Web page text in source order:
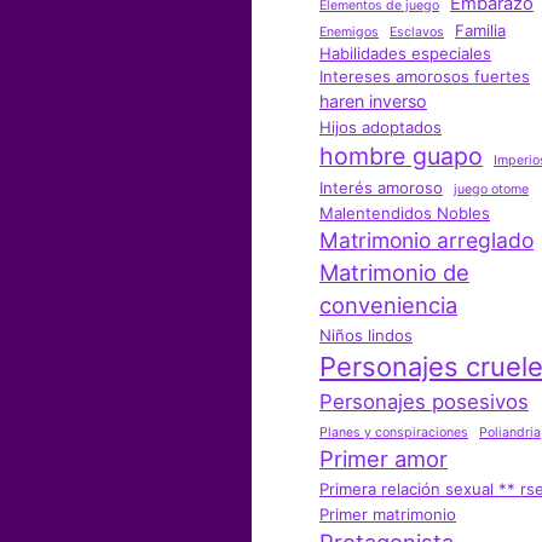
Elementos de juego
Enemigos Esclavos
Familia
Habilidades especiales
Intereses amorosos fuertes
haren inverso
Hijos adoptados
hombre guapo
Interés amoroso juego otome
Malentendidos Nobles
Matrimonio arreglado
Matrimonio de
conveniencia
Niños lindos
Personajes
Personajes posesivos
Planes y conspiraciones Poliandria
Primer amor
Primera relación sexual ** rse
Primer matrimonio